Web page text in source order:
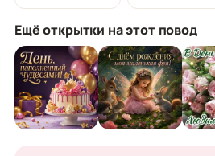
Ещё открытки на этот повод